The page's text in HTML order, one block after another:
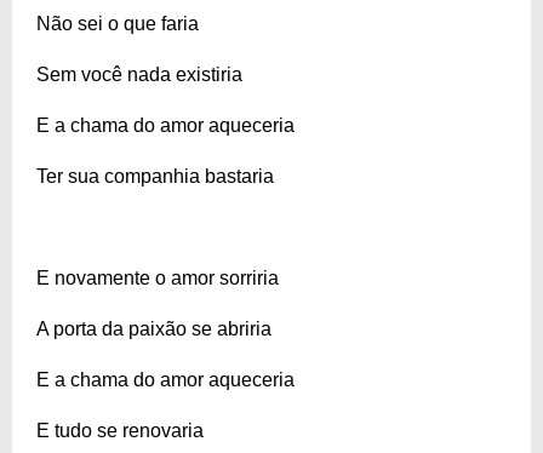
Não sei o que faria
Sem você nada existiria
E a chama do amor aqueceria
Ter sua companhia bastaria
E novamente o amor sorriria
A porta da paixão se abriria
E a chama do amor aqueceria
E tudo se renovaria